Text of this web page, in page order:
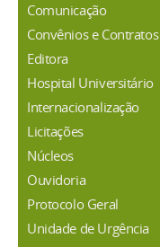
Comunicação
Convênios e Contratos
Editora
Hospital Universitário
Internacionalização
Licitações
Núcleos
Ouvidoria
Protocolo Geral
Unidade de Urgência